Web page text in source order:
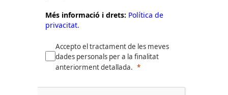
Més informació i drets: Política de
privacitat.
Accepto el tractament de les meves
dades personals per a la finalitat
anteriorment detallada.